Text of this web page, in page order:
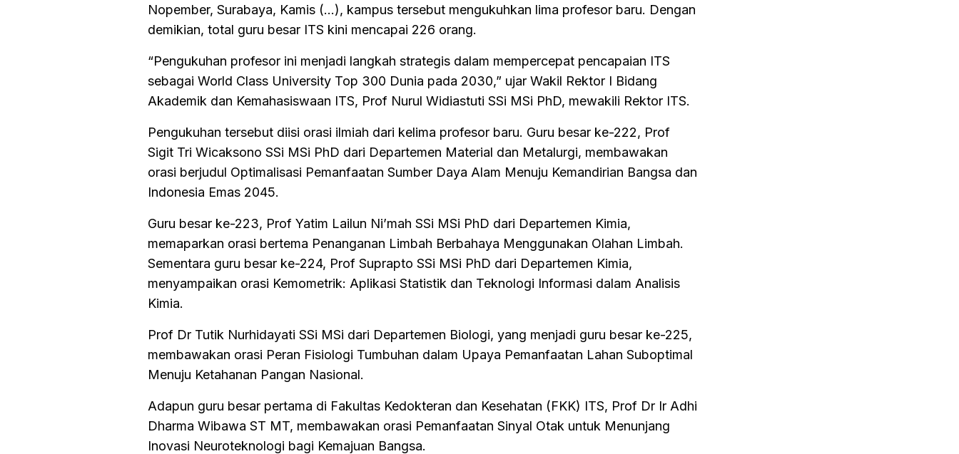
Nopember, Surabaya, Kamis (…), kampus tersebut mengukuhkan lima profesor baru. Dengan
demikian, total guru besar ITS kini mencapai 226 orang.
“Pengukuhan profesor ini menjadi langkah strategis dalam mempercepat pencapaian ITS
sebagai World Class University Top 300 Dunia pada 2030,” ujar Wakil Rektor I Bidang
Akademik dan Kemahasiswaan ITS, Prof Nurul Widiastuti SSi MSi PhD, mewakili Rektor ITS.
Pengukuhan tersebut diisi orasi ilmiah dari kelima profesor baru. Guru besar ke-222, Prof
Sigit Tri Wicaksono SSi MSi PhD dari Departemen Material dan Metalurgi, membawakan
orasi berjudul Optimalisasi Pemanfaatan Sumber Daya Alam Menuju Kemandirian Bangsa dan
Indonesia Emas 2045.
Guru besar ke-223, Prof Yatim Lailun Ni’mah SSi MSi PhD dari Departemen Kimia,
memaparkan orasi bertema Penanganan Limbah Berbahaya Menggunakan Olahan Limbah.
Sementara guru besar ke-224, Prof Suprapto SSi MSi PhD dari Departemen Kimia,
menyampaikan orasi Kemometrik: Aplikasi Statistik dan Teknologi Informasi dalam Analisis
Kimia.
Prof Dr Tutik Nurhidayati SSi MSi dari Departemen Biologi, yang menjadi guru besar ke-225,
membawakan orasi Peran Fisiologi Tumbuhan dalam Upaya Pemanfaatan Lahan Suboptimal
Menuju Ketahanan Pangan Nasional.
Adapun guru besar pertama di Fakultas Kedokteran dan Kesehatan (FKK) ITS, Prof Dr Ir Adhi
Dharma Wibawa ST MT, membawakan orasi Pemanfaatan Sinyal Otak untuk Menunjang
Inovasi Neuroteknologi bagi Kemajuan Bangsa.